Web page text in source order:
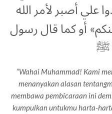
علي أصبر لأمر الله
أو كما قال رسول
ﷺ
“Wahai Muhammad! Kami
menanyakan alasan
membawa pembicaraan ini
kumpulkan untukmu harta-